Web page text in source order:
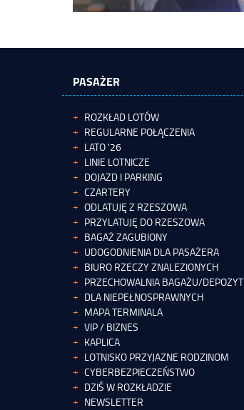
PASAŻER
ROZKŁAD LOTÓW
REGULARNE POŁĄCZENIA
LATO '26
LINIE LOTNICZE
DOJAZD I PARKING
CZARTERY
ODLATUJĘ Z RZESZOWA
PRZYLATUJĘ DO RZESZOWA
BAGAŻ ZAGUBIONY
UDOGODNIENIA DLA PASAŻERA
BIURO RZECZY ZNALEZIONYCH
PRZECHOWALNIA BAGAŻU/DEPOZYT
DLA NIEPEŁNOSPRAWNYCH
MAPA TERMINALA
VIP / BIZNES
KAPLICA
LOTNISKO PRZYJAZNE RODZINOM
CYBERBEZPIECZEŃSTWO
DZIŚ W ROZKŁADZIE
NEWSLETTER